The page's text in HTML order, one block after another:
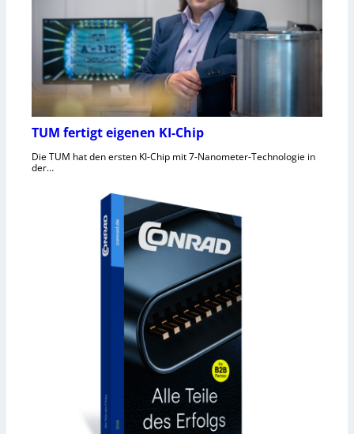
TUM fertigt eigenen KI-Chip
Die TUM hat den ersten KI-Chip mit 7-Nanometer-Technologie in
der…